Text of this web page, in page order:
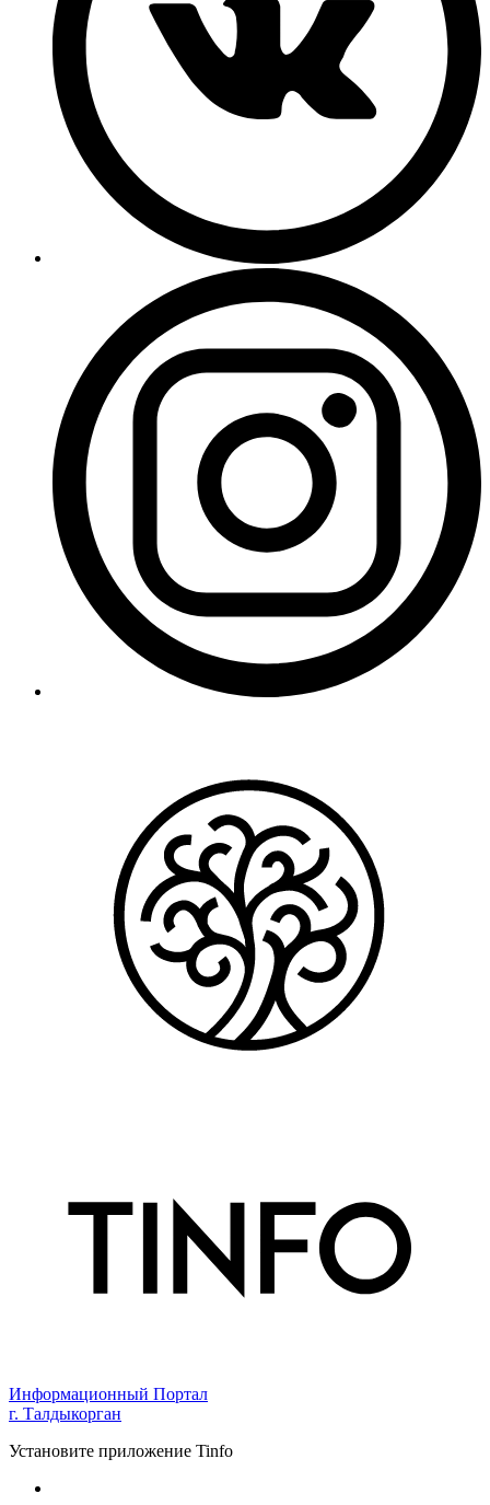
Информационный Портал
г. Талдыкорган
Установите приложение Tinfo